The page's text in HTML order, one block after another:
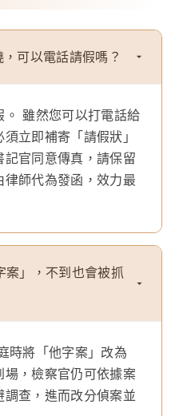
可以電話請假嗎？
雖然您可以打電話給
立即補寄「請假狀」
官同意傳真，請保留
師代為發函，效力最
案」，不到也會被抓
時將「他字案」改為
場，檢察官仍可依據案
查，進而改分偵案並